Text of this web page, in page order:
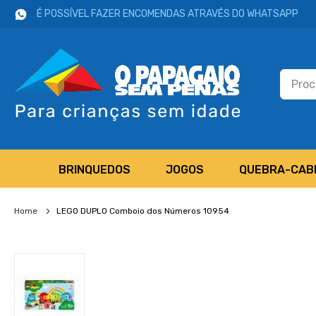
É POSSÍVEL FAZER ENCOMENDAS ATRAVÉS DO WHATSAPP
BRINQUEDOS JOGOS QUEBRA-
Home LEGO DUPLO Comboio dos Números 10954
final
da